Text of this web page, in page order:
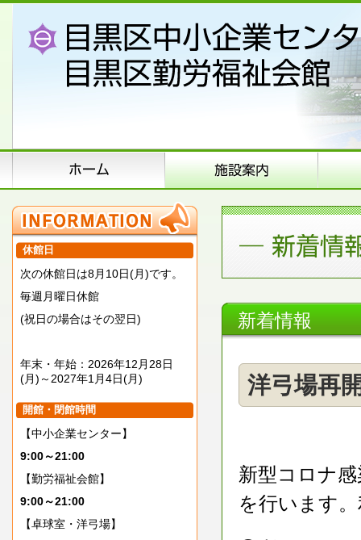
休館日
次の休館日は8月10日(月)です。
毎週月曜日休館
(祝日の場合はその翌日)
年末・年始：2026年12月28日
(月)～2027年1月4日(月)
開館・閉館時間
【中小企業センター】
9:00～21:00
【勤労福祉会館】
9:00～21:00
【卓球室・洋弓場】
新着情報
洋弓場再
新型コロナ
を行います